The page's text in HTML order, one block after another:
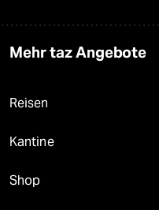
Mehr taz Angebote
Reisen
Kantine
Shop